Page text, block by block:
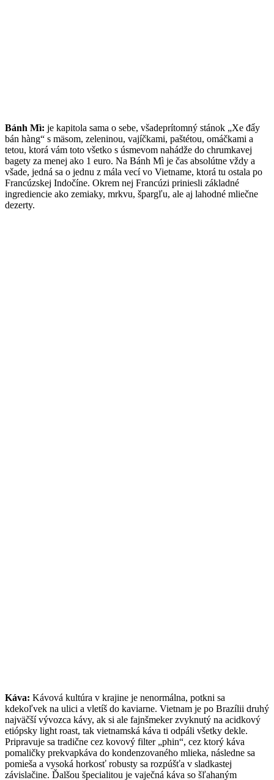
Bánh Mì: je kapitola sama o sebe, všadeprítomný stánok „Xe đẩy
bán hàng“ s mäsom, zeleninou, vajíčkami, paštétou, omáčkami a
tetou, ktorá vám toto všetko s úsmevom nahádže do chrumkavej
bagety za menej ako 1 euro. Na Bánh Mì je čas absolútne vždy a
všade, jedná sa o jednu z mála vecí vo Vietname, ktorá tu ostala po
Francúzskej Indočíne. Okrem nej Francúzi priniesli základné
ingrediencie ako zemiaky, mrkvu, špargľu, ale aj lahodné mliečne
dezerty.
Káva: Kávová kultúra v krajine je nenormálna, potkni sa
kdekoľvek na ulici a vletíš do kaviarne. Vietnam je po Brazílii druhý
najväčší vývozca kávy, ak si ale fajnšmeker zvyknutý na acidkový
etiópsky light roast, tak vietnamská káva ti odpáli všetky dekle.
Pripravuje sa tradične cez kovový filter „phin“, cez ktorý káva
pomaličky prekvapkáva do kondenzovaného mlieka, následne sa
pomieša a vysoká horkosť robusty sa rozpúšťa v sladkastej
závislačine. Ďalšou špecialitou je vaječná káva so šľahaným